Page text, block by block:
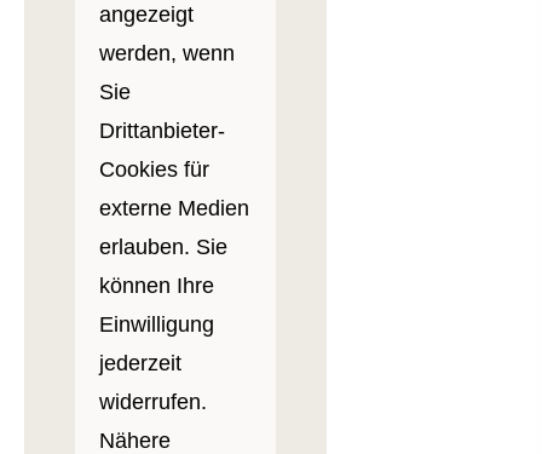
angezeigt
werden, wenn
Sie
Drittanbieter-
Cookies für
externe Medien
erlauben. Sie
können Ihre
Einwilligung
jederzeit
widerrufen.
Nähere